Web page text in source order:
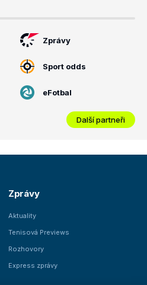
Zprávy
Sport odds
eFotbal
Další partneři
Zprávy
Aktuality
Tenisová Previews
Rozhovory
Express zprávy